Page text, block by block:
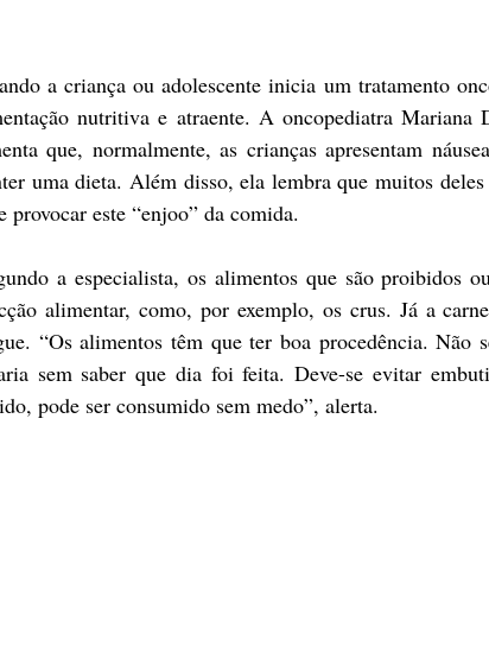
nutritiva e atraente. A oncopediatra
que, normalmente, as crianças apresentam
uma dieta. Além disso, ela lembra que muitos
provocar este “enjoo” da comida.
alimentar, como, por exemplo, os crus. Já a
“Os alimentos têm que ter boa procedência. Não
sem saber que dia foi feita. Deve-se evitar
pode ser consumido sem medo”, alerta.